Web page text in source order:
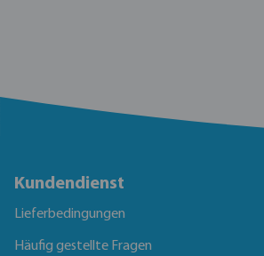
Kundendienst
Lieferbedingungen
Häufig gestellte Fragen